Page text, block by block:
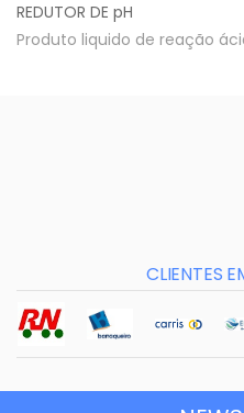
REDUTOR DE pH
Produto liquido de reação
CLIENTES